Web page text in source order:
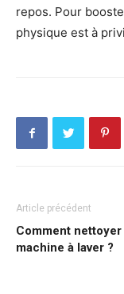
repos. Pour
physique est à
Article précédent
Comment nettoyer
machine à laver ?